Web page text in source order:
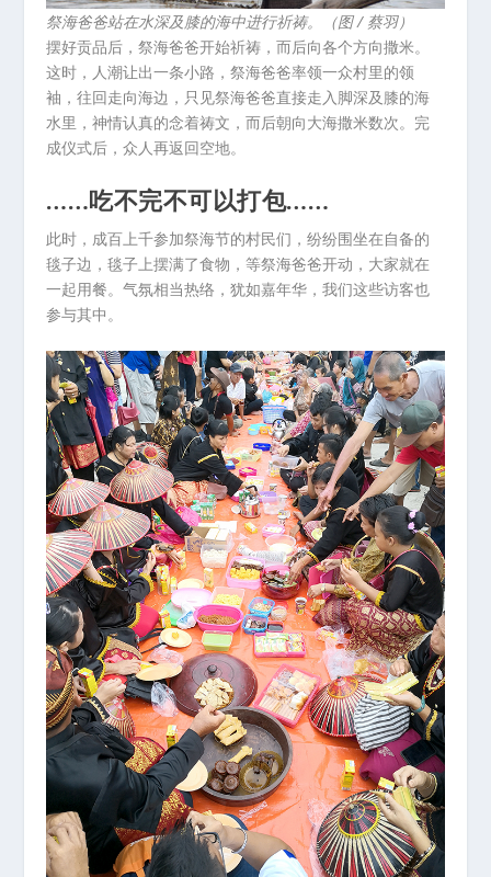
祭海爸爸站在水深及膝的海中进行祈祷。（图 / 蔡羽）
摆好贡品后，祭海爸爸开始祈祷，而后向各个方向撒米。
这时，人潮让出一条小路，祭海爸爸率领一众村里的领
袖，往回走向海边，只见祭海爸爸直接走入脚深及膝的海
水里，神情认真的念着祷文，而后朝向大海撒米数次。完
成仪式后，众人再返回空地。
……吃不完不可以打包……
此时，成百上千参加祭海节的村民们，纷纷围坐在自备的
毯子边，毯子上摆满了食物，等祭海爸爸开动，大家就在
一起用餐。气氛相当热络，犹如嘉年华，我们这些访客也
参与其中。